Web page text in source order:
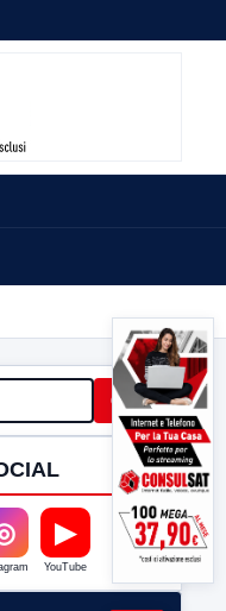
Cerca
▶
YouTube